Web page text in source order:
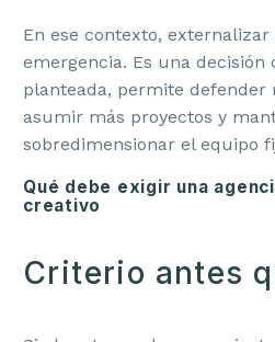
En ese contexto,
emergencia. Es una decisión
planteada, permite defender
asumir más proyectos y
sobredimensionar el equipo
Qué debe exigir una
creativo
Criterio antes